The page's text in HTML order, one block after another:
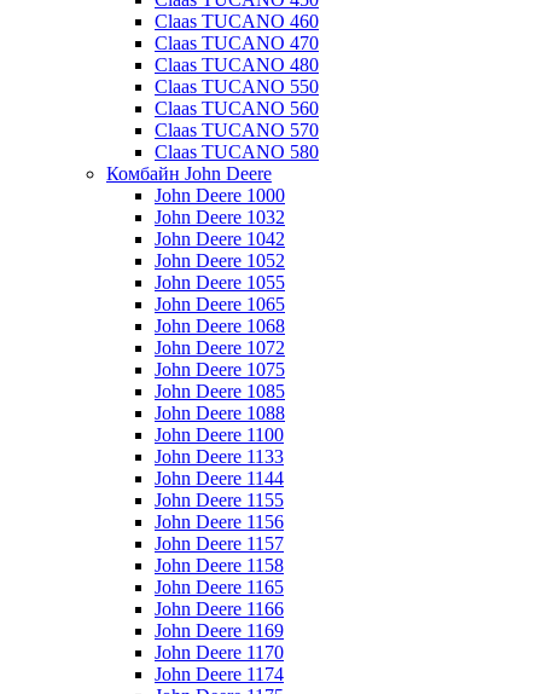
Claas TUCANO 460
Claas TUCANO 470
Claas TUCANO 480
Claas TUCANO 550
Claas TUCANO 560
Claas TUCANO 570
Claas TUCANO 580
Комбайн John Deere
John Deere 1000
John Deere 1032
John Deere 1042
John Deere 1052
John Deere 1055
John Deere 1065
John Deere 1068
John Deere 1072
John Deere 1075
John Deere 1085
John Deere 1088
John Deere 1100
John Deere 1133
John Deere 1144
John Deere 1155
John Deere 1156
John Deere 1157
John Deere 1158
John Deere 1165
John Deere 1166
John Deere 1169
John Deere 1170
John Deere 1174